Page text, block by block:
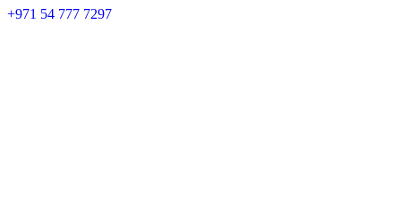
+971 54 777 7297